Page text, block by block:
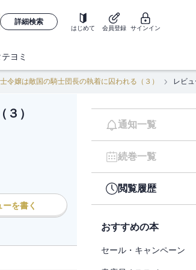
詳細検索
はじめて 会員登録 サインイン
テヨミ
令嬢は敵国の騎士団長の執着に囚われる（３） レビ
）
ーを書く
通知一覧
続巻一覧
閲覧履歴
おすすめの本
セール・キャンペーン